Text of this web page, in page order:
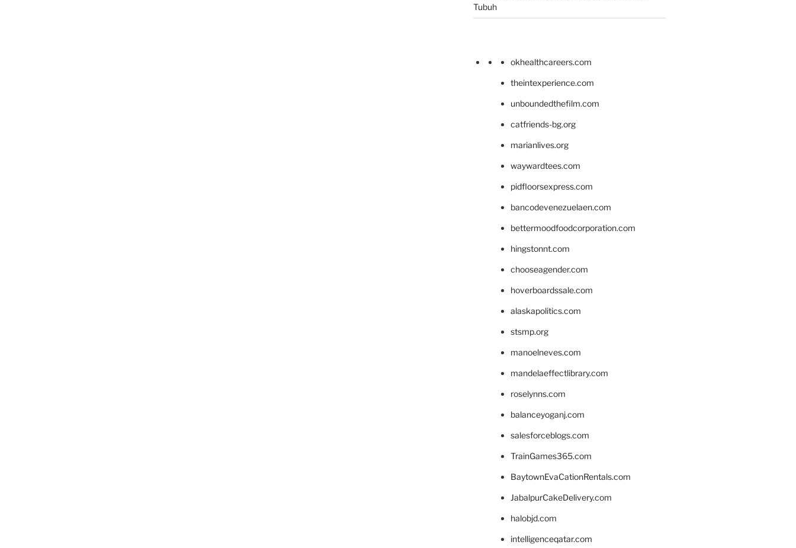
Tubuh
okhealthcareers.com
theintexperience.com
unboundedthefilm.com
catfriends-bg.org
marianlives.org
waywardtees.com
pidfloorsexpress.com
bancodevenezuelaen.com
bettermoodfoodcorporation.com
hingstonnt.com
chooseagender.com
hoverboardssale.com
alaskapolitics.com
stsmp.org
manoelneves.com
mandelaeffectlibrary.com
roselynns.com
balanceyoganj.com
salesforceblogs.com
TrainGames365.com
BaytownEvaCationRentals.com
JabalpurCakeDelivery.com
halobjd.com
intelligenceqatar.com